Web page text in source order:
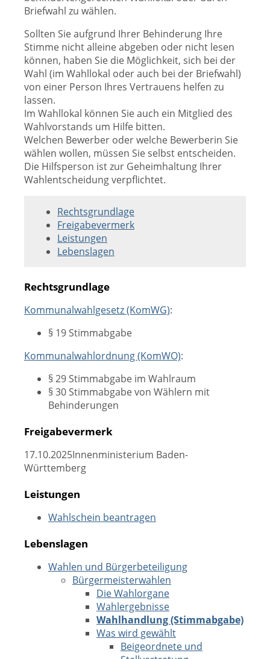
Briefwahl zu wählen.
Sollten Sie aufgrund Ihrer Behinderung Ihre
Stimme nicht alleine abgeben oder nicht lesen
können, haben Sie die Möglichkeit, sich bei der
Wahl (im Wahllokal oder auch bei der Briefwahl)
von einer Person Ihres Vertrauens helfen zu
lassen.
Im Wahllokal können Sie auch ein Mitglied des
Wahlvorstands um Hilfe bitten.
Welchen Bewerber oder welche Bewerberin Sie
wählen wollen, müssen Sie selbst entscheiden.
Die Hilfsperson ist zur Geheimhaltung Ihrer
Wahlentscheidung verpflichtet.
Rechtsgrundlage
Freigabevermerk
Leistungen
Lebenslagen
Rechtsgrundlage
Kommunalwahlgesetz (KomWG):
§ 19 Stimmabgabe
Kommunalwahlordnung (KomWO):
§ 29 Stimmabgabe im Wahlraum
§ 30 Stimmabgabe von Wählern mit
Behinderungen
Freigabevermerk
17.10.2025Innenministerium Baden-
Württemberg
Leistungen
Wahlschein beantragen
Lebenslagen
Wahlen und Bürgerbeteiligung
Bürgermeisterwahlen
Die Wahlorgane
Wahlergebnisse
Wahlhandlung (Stimmabgabe)
Was wird gewählt
Beigeordnete und